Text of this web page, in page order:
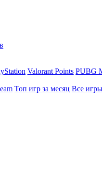
Valorant Points PUBG
Топ игр за месяц Все игры